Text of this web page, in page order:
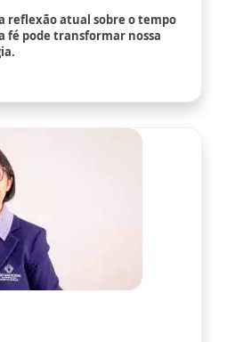
reflexão atual sobre o tempo
fé pode transformar nossa